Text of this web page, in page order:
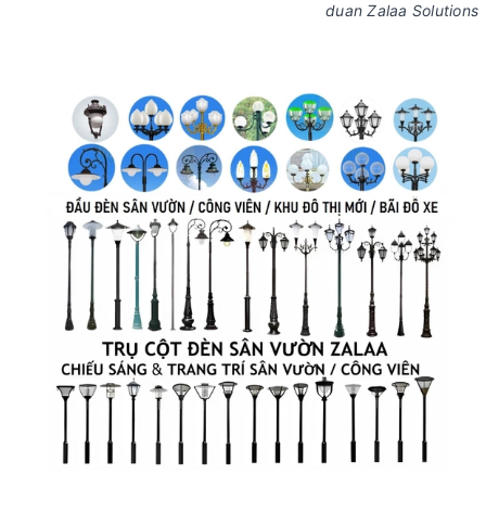
duan Zalaa Solutions